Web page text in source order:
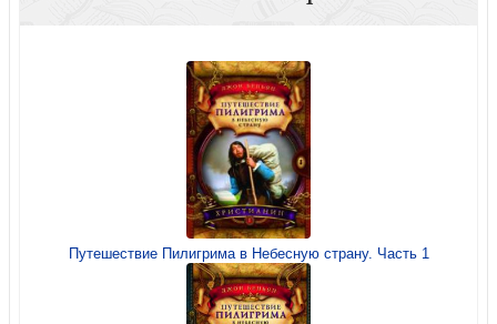
Путешествие Пилигрима в Небесную страну. Часть 1